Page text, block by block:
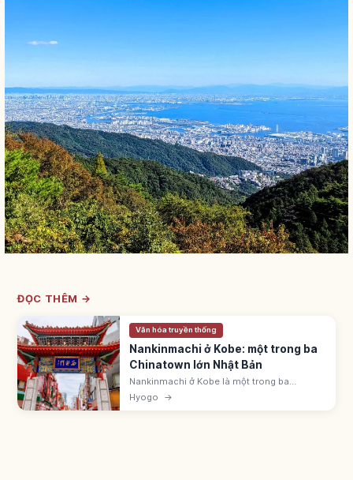
ĐỌC THÊM →
Văn hóa truyền thống
Nankinmachi ở Kobe: một trong ba
Chinatown lớn Nhật Bản
Nankinmachi ở Kobe là một trong ba
Chinatown lớn Nhật Bản, có hơn 100 cửa
hàng. Phát triển từ khi cảng Kobe mở 1868.
Hyogo →